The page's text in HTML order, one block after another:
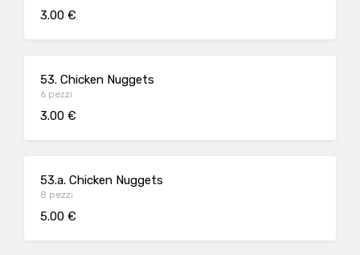
3.00 €
53. Chicken Nuggets
6 pezzi
3.00 €
53.a. Chicken Nuggets
8 pezzi
5.00 €